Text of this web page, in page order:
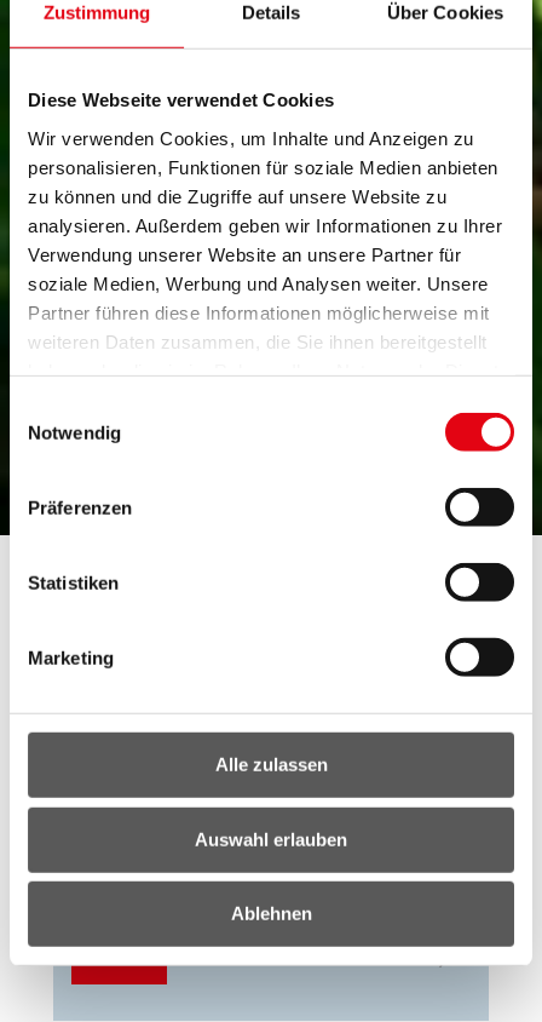
Zustimmung Details Über Cookies
Diese Webseite verwendet Cookies
Wir verwenden Cookies, um Inhalte und Anzeigen zu
personalisieren, Funktionen für soziale Medien anbieten
zu können und die Zugriffe auf unsere Website zu
analysieren. Außerdem geben wir Informationen zu Ihrer
Verwendung unserer Website an unsere Partner für
soziale Medien, Werbung und Analysen weiter. Unsere
Partner führen diese Informationen möglicherweise mit
weiteren Daten zusammen, die Sie ihnen bereitgestellt
Notwendig
Präferenzen
Statistiken
Marketing
Alle zulassen
Auswahl erlauben
Ablehnen
Förderungen
Gemeinsame Agrarpolitik -
Strategieplan 2023-2027
zum